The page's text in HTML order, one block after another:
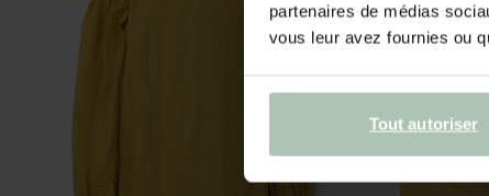
partenaires de médias
vous leur avez fournies ou
Tout autoriser